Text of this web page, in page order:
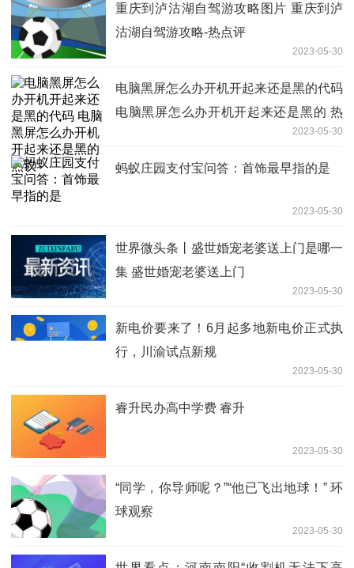
重庆到泸沽湖自驾游攻略图片 重庆到泸
沽湖自驾游攻略-热点评
2023-05-30
电脑黑屏怎么办开机开起来还是黑的代码
电脑黑屏怎么办开机开起来还是黑的 热
2023-05-30
蚂蚁庄园支付宝问答：首饰最早指的是
2023-05-30
世界微头条丨盛世婚宠老婆送上门是哪一
集 盛世婚宠老婆送上门
2023-05-30
新电价要来了！6月起多地新电价正式执
行，川渝试点新规
2023-05-30
睿升民办高中学费 睿升
2023-05-30
“同学，你导师呢？”“他已飞出地球！” 环
球观察
2023-05-30